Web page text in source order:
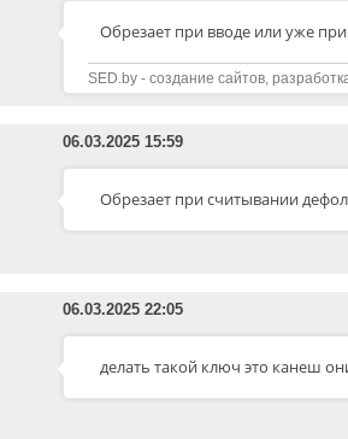
Обрезает при вводе или уже
SED.by - создание сайтов,
06.03.2025 15:59
Обрезает при считывании
06.03.2025 22:05
делать такой ключ это канеш